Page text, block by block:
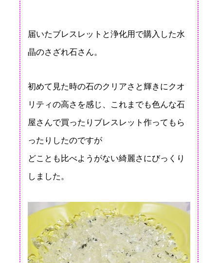
届いたブレスレットと浄化用で購入した水
晶のさざれ石さん。
初めて見た時の石のクリアさと輝きにクオ
リティの高さを感じ、これまでも色んな石
屋さんで買ったりブレスレット作ってもら
ったりしたのですが
どことも比べようがない綺麗さにびっくり
しました。